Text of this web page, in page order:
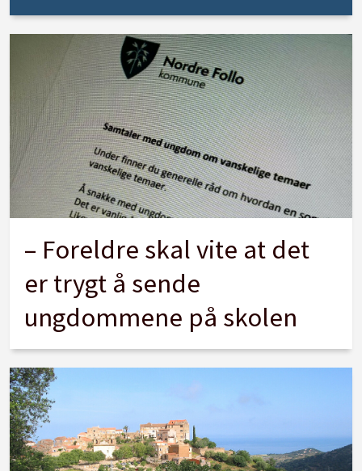
– Foreldre skal vite at det
er trygt å sende
ungdommene på skolen